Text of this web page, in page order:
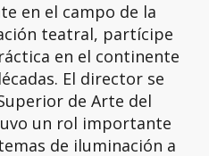
en el campo de la
teatral, partícipe
en el continente
El director se
de Arte del
un rol importante
de iluminación a